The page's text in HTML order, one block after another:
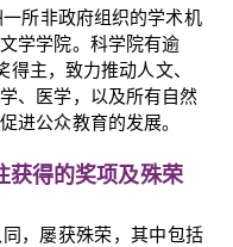
所非政府组织的学术机
学学院。科学院有逾
得主，致力推动人文、
、医学，以及所有自然
进公众教育的发展。
获得的奖项及殊荣
，屡获殊荣，其中包括